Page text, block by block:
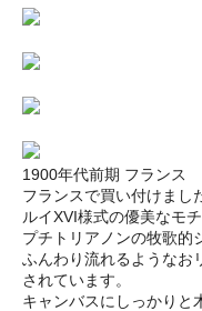
1900年代前期 フランス
フランスで買い付けまし
ルイXVI様式の優美なモ
プチトリアノンの牧歌的
ふんわり流れるようなお
されています。
キャンバスにしっかりと